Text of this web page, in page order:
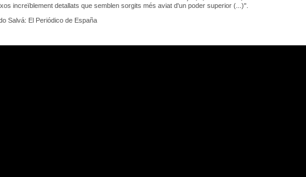
increïblement detallats que semblen sorgits més aviat d'un poder superior (...)".
Salvá: El Periódico de España